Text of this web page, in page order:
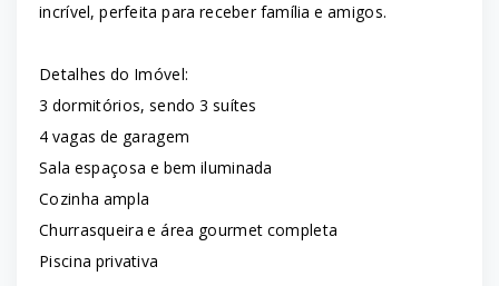
incrível, perfeita para receber família e amigos.
Detalhes do Imóvel:
3 dormitórios, sendo 3 suítes
4 vagas de garagem
Sala espaçosa e bem iluminada
Cozinha ampla
Churrasqueira e área gourmet completa
Piscina privativa